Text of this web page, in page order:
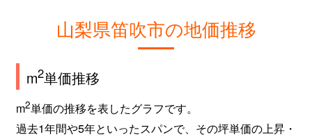
山梨県笛吹市の地価推移
m2単価推移
m2単価の推移を表したグラフです。
過去1年間や5年といったスパンで、その坪単価の上昇・